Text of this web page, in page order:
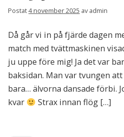
Postat4 november 2025 avadmin
Då går vi in på fjärde dagen
match med tvättmaskinen
ju uppe före mig! Ja det var
baksidan. Man var tvungen
bara… älvorna dansade förbi.
kvar
Strax innan flög […]